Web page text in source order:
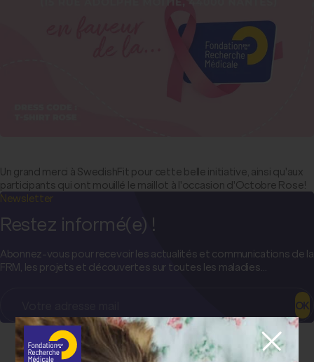
Un grand merci à SwedishFit pour cette belle initiative, ainsi qu'aux
participants qui ont mouillé le maillot à l'occasion d'Octobre Rose!
Newsletter
Restez informé(e) !
Abonnez-vous pour recevoir les actualités et communications de la
FRM, les projets et découvertes sur toutes les maladies…
OK